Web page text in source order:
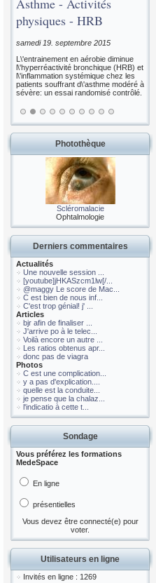
Asthme - Activités
physiques - HRB
samedi 19. septembre 2015
L\'entrainement en aérobie diminue
l\'hyperréactivité bronchique (HRB) et
l\'inflammation systémique chez les
patients souffrant d\'asthme modéré à
sévère: un essai randomisé contrôlé.
Photothèque
Scléromalacie
Ophtalmologie
Derniers commentaires
Actualités
Une nouvelle session ...
[youtube]jHKASzcm1lw[/...
@maggy Le score de Mac...
C est bien de nous inf...
C'est trop génial! j' ...
Articles
bjr afin de finaliser ...
J'arrive po à le telec...
Voilà encore un autre ...
Les ratios obtenus apr...
donc pas de viagra
Photos
C est une complication...
y a pas d'explication....
quelle est la conduite...
je pense que la chalaz...
l'indicatio à cette t...
Sondage
Vous préférez les formations
MedeSpace
En ligne
présentielles
Vous devez être connecté(e) pour
voter.
Utilisateurs en ligne
Invités en ligne : 1269